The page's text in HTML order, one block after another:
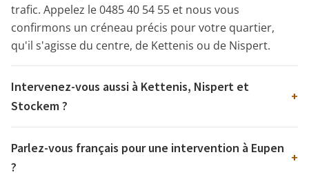
trafic. Appelez le 0485 40 54 55 et nous vous
confirmons un créneau précis pour votre quartier,
qu'il s'agisse du centre, de Kettenis ou de Nispert.
Intervenez-vous aussi à Kettenis, Nispert et
Stockem ?
+
Parlez-vous français pour une intervention à Eupen
?
+